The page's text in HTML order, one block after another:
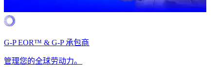
G-P EOR™ & G-P 承包商​​
管理您的全球劳动力。​​